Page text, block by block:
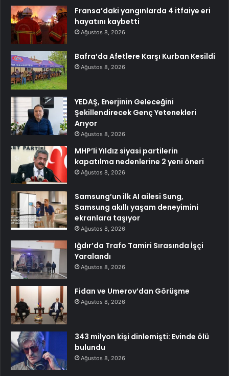
Fransa’daki yangınlarda 4 itfaiye eri
hayatını kaybetti
Ağustos 8, 2026
Bafra’da Afetlere Karşı Kurban Kesildi
Ağustos 8, 2026
YEDAŞ, Enerjinin Geleceğini
Şekillendirecek Genç Yetenekleri
Arıyor
Ağustos 8, 2026
MHP’li Yıldız siyasi partilerin
kapatılma nedenlerine 2 yeni öneri
Ağustos 8, 2026
Samsung’un ilk AI ailesi Sung,
Samsung akıllı yaşam deneyimini
ekranlara taşıyor
Ağustos 8, 2026
Iğdır’da Trafo Tamiri Sırasında İşçi
Yaralandı
Ağustos 8, 2026
Fidan ve Umerov’dan Görüşme
Ağustos 8, 2026
343 milyon kişi dinlemişti: Evinde ölü
bulundu
Ağustos 8, 2026